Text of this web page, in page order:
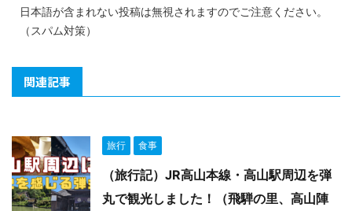
日本語が含まれない投稿は無視されますのでご注意ください。
（スパム対策）
関連記事
旅行 食事
（旅行記）JR高山本線・高山駅周辺を弾
丸で観光しました！（飛騨の里、高山陣